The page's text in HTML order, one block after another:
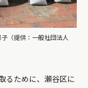
（提供：一般社団法人
るために、瀬谷区に